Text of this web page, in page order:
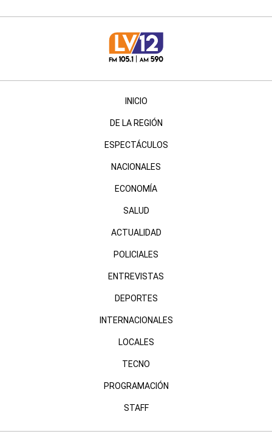
INICIO
DE LA REGIÓN
ESPECTÁCULOS
NACIONALES
ECONOMÍA
SALUD
ACTUALIDAD
POLICIALES
ENTREVISTAS
DEPORTES
INTERNACIONALES
LOCALES
TECNO
PROGRAMACIÓN
STAFF